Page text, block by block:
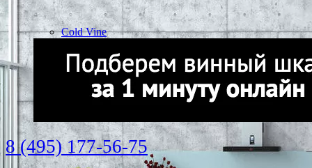
Cold Vine
8 (495) 177-56-75